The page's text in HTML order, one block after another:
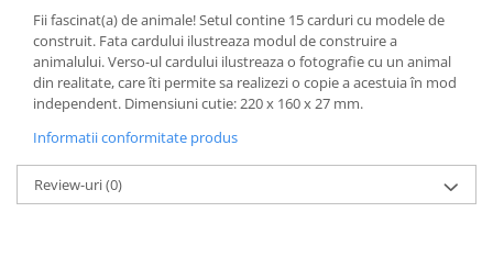
Fii fascinat(a) de animale! Setul contine 15 carduri cu modele de
construit. Fata cardului ilustreaza modul de construire a
animalului. Verso-ul cardului ilustreaza o fotografie cu un animal
din realitate, care îti permite sa realizezi o copie a acestuia în mod
independent. Dimensiuni cutie: 220 x 160 x 27 mm.
Informatii conformitate produs
Review-uri(0)